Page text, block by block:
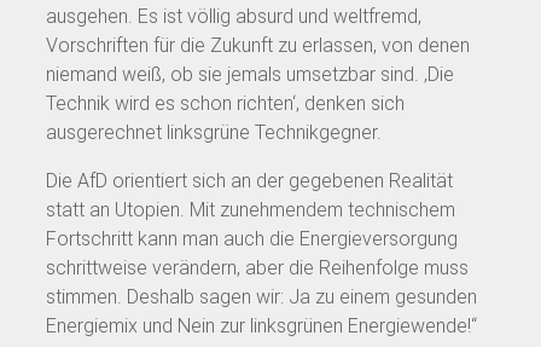
ausgehen. Es ist völlig absurd und weltfremd,
Vorschriften für die Zukunft zu erlassen, von denen
niemand weiß, ob sie jemals umsetzbar sind. ‚Die
Technik wird es schon richten‘, denken sich
ausgerechnet linksgrüne Technikgegner.
Die AfD orientiert sich an der gegebenen Realität
statt an Utopien. Mit zunehmendem technischem
Fortschritt kann man auch die Energieversorgung
schrittweise verändern, aber die Reihenfolge muss
stimmen. Deshalb sagen wir: Ja zu einem gesunden
Energiemix und Nein zur linksgrünen Energiewende!“